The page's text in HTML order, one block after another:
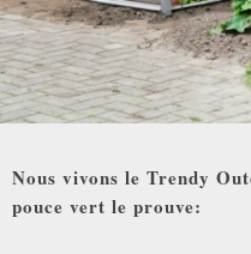
Nous vivons le Trendy
pouce vert le prouve: